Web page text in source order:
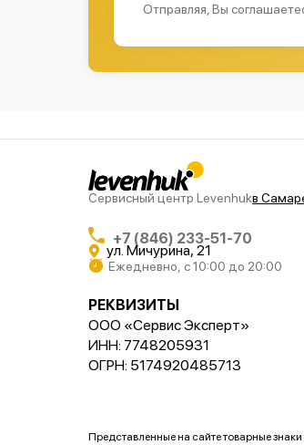
Отправляя, Вы
Сервисный центр Levenhukв
+7 (846) 233-51-70
ул. Мичурина, 21
Ежедневно, с 10:00 до 20:00
РЕКВИЗИТЫ
ООО «Сервис Эксперт»
ИНН: 7748205931
ОГРН: 5174920485713
Представленные на сайте товарные